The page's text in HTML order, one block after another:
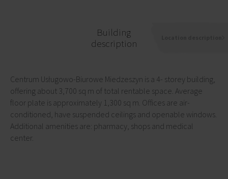
Building
description
Centrum Usługowo-Biurowe Miedzeszyn is a 4- storey building,
offering about 3,700 sq m of total rentable space. Average
floor plate is approximately 1,300 sq m. Offices are air-
conditioned, have suspended ceilings and openable windows.
Additional amenities are: pharmacy, shops and medical
center.